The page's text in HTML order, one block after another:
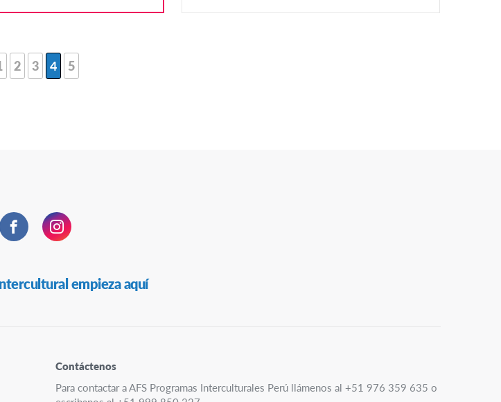
2 3 4 5
FacebookInstagram
empieza aquí
Contáctenos
Para contactar a AFS Programas Interculturales Perú llámenos al +51 976 359 635 o